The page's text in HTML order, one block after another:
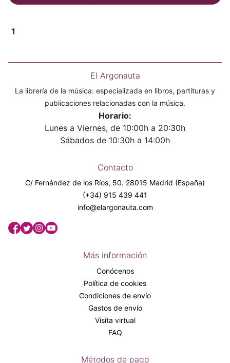
1
El Argonauta
La librería de la música: especializada en libros, partituras y
publicaciones relacionadas con la música.
Horario:
Lunes a Viernes, de 10:00h a 20:30h
Sábados de 10:30h a 14:00h
Contacto
C/ Fernández de los Ríos, 50. 28015 Madrid (España)
(+34) 915 439 441
info@elargonauta.com
Más información
Conócenos
Política de cookies
Condiciones de envío
Gastos de envío
Visita virtual
FAQ
Métodos de pago